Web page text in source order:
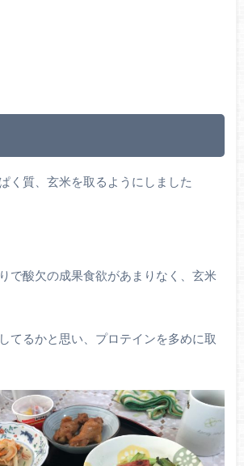
く質、玄米を取るようにしました
で酸欠の成果食欲があまりなく、玄米
てるかと思い、プロテインを多めに取